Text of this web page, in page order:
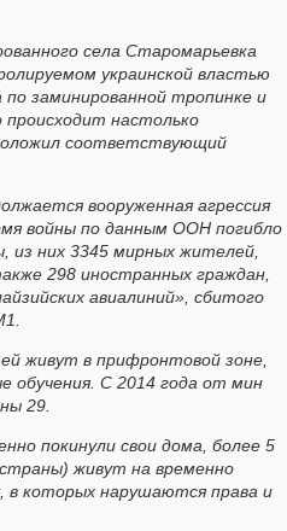
села Старомарьевка
украинской властью
заминированной тропинке и
настолько
соответствующий
вооруженная агрессия
войны по данным ООН погибло
из них 3345 мирных жителей,
298 иностранных граждан,
авиалиний», сбитого
живут в прифронтовой зоне,
обучения. С 2014 года от мин
29.
покинули свои дома, более 5
живут на временно
в которых нарушаются права и